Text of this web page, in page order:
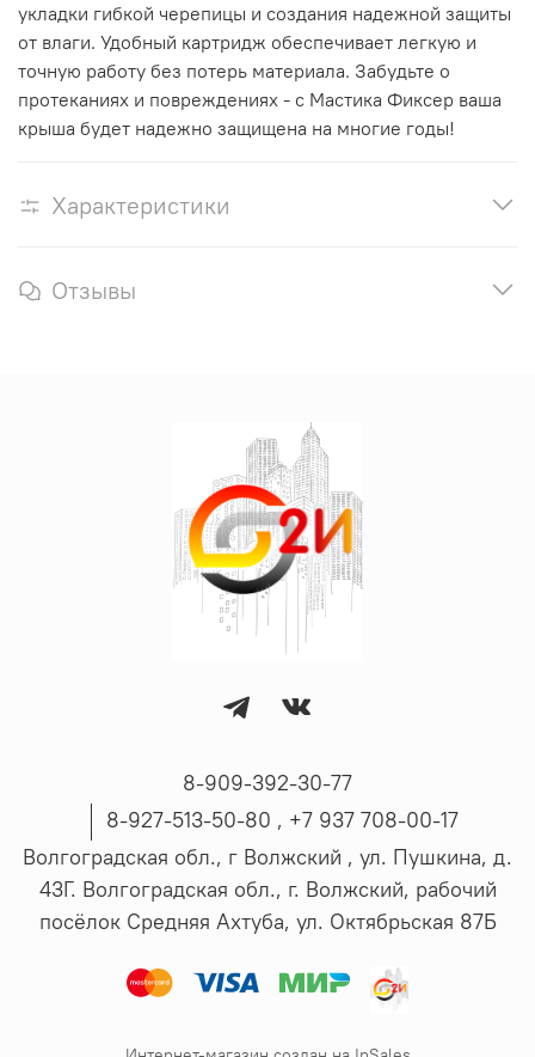
укладки гибкой черепицы и создания надежной защиты
от влаги. Удобный картридж обеспечивает легкую и
точную работу без потерь материала. Забудьте о
протеканиях и повреждениях - с Мастика Фиксер ваша
крыша будет надежно защищена на многие годы!
Характеристики
Отзывы
8-909-392-30-77
8-927-513-50-80 , ‪+7 937 708-00-17
Волгоградская обл., г Волжский , ул. Пушкина, д.
43Г. Волгоградская обл., г. Волжский, рабочий
посёлок Средняя Ахтуба, ул. Октябрьская 87Б